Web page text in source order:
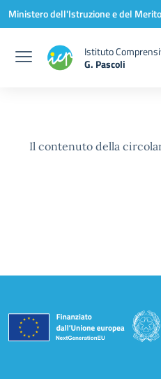
Vai ai contenuti
Vai al menu di navigazione
Vai al footer
Ministero dell'Istruzione e del Merito
Istituto
G. Pascoli
Il contenuto della